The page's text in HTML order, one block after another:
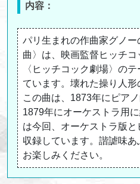
内容：
パリ生まれの作曲家グノ
曲〉は、映画監督ヒッチ
〈ヒッチコック劇場〉の
ています。壊れた操り人
この曲は、1873年にピア
1879年にオーケストラ用
は今回、オーケストラ版
収録しています。諧謔味
お楽しみください。